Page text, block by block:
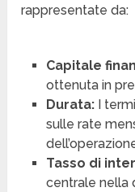
rappresentate da:
Capitale
ottenuta in
Durata:I
sulle rate
Tasso di
centrale nella